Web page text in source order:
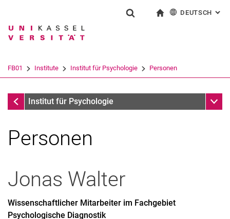
Springe direkt zu: Inhalt
Springe direkt zu: Suche
Springe direkt zu:
Suchbegriff
Suchen (öffnet externen Link in einem
DEUTSCH :
FB01 Institute Institut für Psychologie Personen
Institut für Psychologie
Institut für Psychologie
Ehemalige Professor/innen
Personen
Jonas Walter
Wissenschaftlicher Mitarbeiter im Fachgebiet
Psychologische Diagnostik